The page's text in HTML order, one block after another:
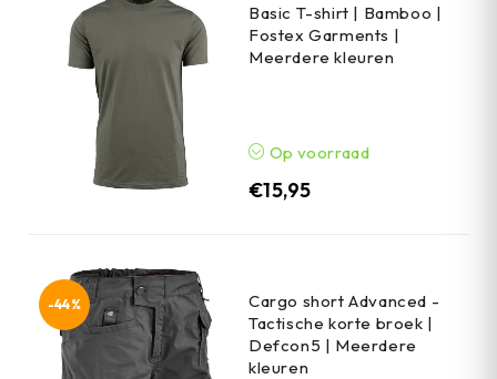
Basic T-shirt | Bamboo |
Fostex Garments |
Meerdere kleuren
Op voorraad
€15,95
-44%
Cargo short Advanced -
Tactische korte broek |
Defcon5 | Meerdere
kleuren